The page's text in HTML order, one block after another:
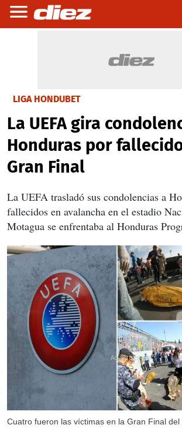
LIGA HONDUBET
La UEFA gira
Honduras por
Gran Final
La UEFA trasladó sus condolencias a
fallecidos en avalancha en el estadio
Motagua se enfrentaba al Honduras
Cuatro fueron las víctimas en la Gran Final